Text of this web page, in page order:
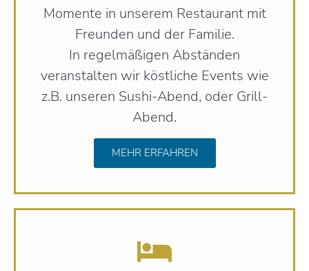
Momente in unserem Restaurant mit
Freunden und der Familie.
In regelmäßigen Abständen
veranstalten wir köstliche Events wie
z.B. unseren Sushi-Abend, oder Grill-
Abend.
MEHR ERFAHREN